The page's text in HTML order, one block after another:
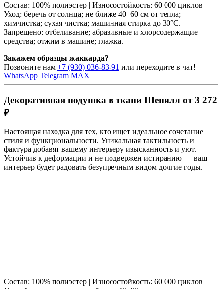
Состав: 100% полиэстер | Износостойкость: 60 000 циклов
Уход: беречь от солнца; не ближе 40–60 см от тепла;
химчистка; сухая чистка; машинная стирка до 30°C.
Запрещено: отбеливание; абразивные и хлорсодержащие
средства; отжим в машине; глажка.
Закажем образцы жаккарда?
Позвоните нам +7 (930) 036-83-91 или переходите в чат!
WhatsApp Telegram MAX
Декоративная подушка в ткани Шенилл от 3 272
₽
Настоящая находка для тех, кто ищет идеальное сочетание
стиля и функциональности. Уникальная тактильность и
фактура добавят вашему интерьеру изысканность и уют.
Устойчив к деформации и не подвержен истиранию — ваш
интерьер будет радовать безупречным видом долгие годы.
Состав: 100% полиэстер | Износостойкость: 60 000 циклов